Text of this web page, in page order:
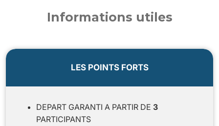
Informations utiles
LES POINTS FORTS
DEPART GARANTI A PARTIR DE 3
PARTICIPANTS